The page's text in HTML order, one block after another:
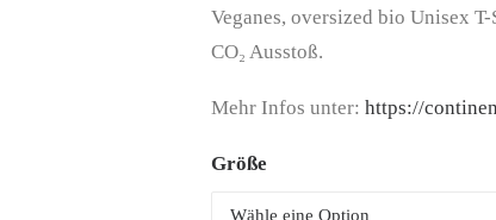
Veganes, oversized bio Unisex
CO₂ Ausstoß.
Mehr Infos unter: https://
Größe